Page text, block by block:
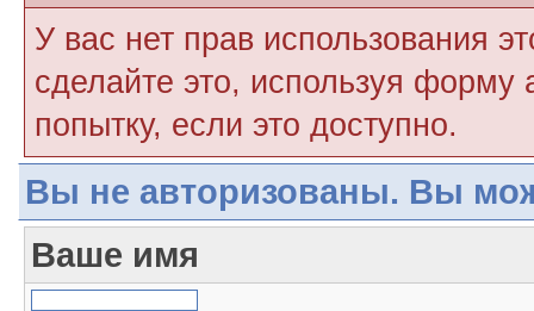
У вас нет прав использования
сделайте это, используя форму
попытку, если это доступно.
Вы не авторизованы. Вы
Ваше имя